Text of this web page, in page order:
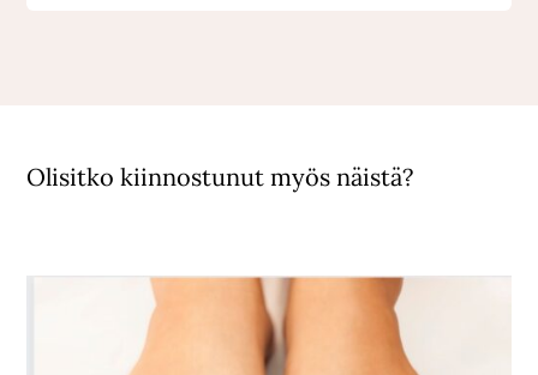
Olisitko kiinnostunut myös näistä?